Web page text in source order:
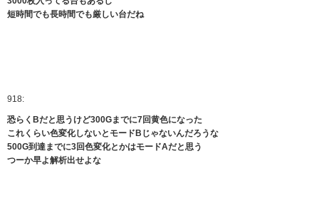
短時間でも長時間でも厳しい台だね
918:
恐らくBだと思うけど300Gまでに7回黄色になった
これくらい色変化しないとモードBじゃないんだろうな
500G到達までに3回色変化とかはモードAだと思う
つーか早よ解析出せよな